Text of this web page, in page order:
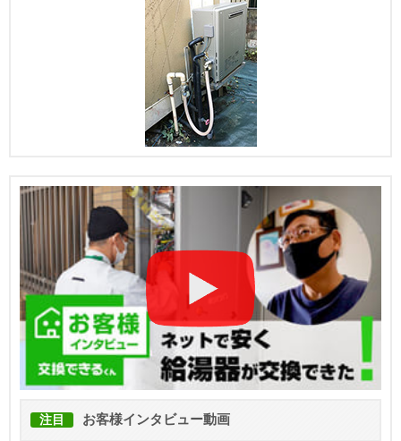
注目 お客様インタビュー動画